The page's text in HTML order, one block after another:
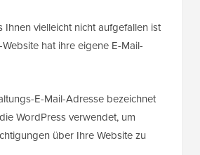
Ihnen vielleicht nicht aufgefallen ist
hat ihre eigene E-Mail-
E-Mail-Adresse bezeichnet
WordPress verwendet, um
über Ihre Website zu